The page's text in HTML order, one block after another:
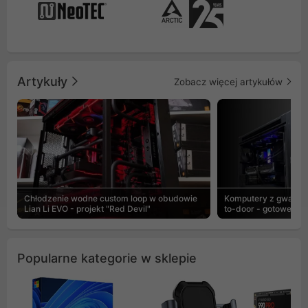
Artykuły Zobacz więcej artykułów
Chłodzenie wodne custom loop w obudowie
Lian Li EVO - projekt "Red Devil"
Komputery z
to-door - gotowe
Popularne kategorie w sklepie